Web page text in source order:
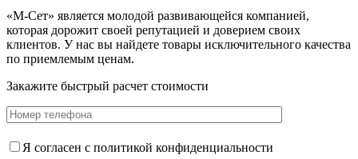
«М-Сет» является молодой развивающейся компанией,
которая дорожит своей репутацией и доверием своих
клиентов. У нас вы найдете товары исключительного качества
по приемлемым ценам.
Закажите быстрый расчет стоимости
Я согласен с политикой конфиденциальности